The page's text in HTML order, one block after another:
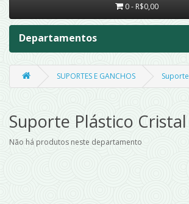
0 - R$0,00
Departamentos
SUPORTES E GANCHOS
Suporte Plástico Cristal
Não há produtos neste departamento